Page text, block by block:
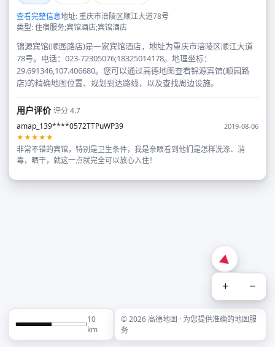
查看完整信息地址: 重庆市涪陵区顺江大道78号
类型: 住宿服务;宾馆酒店;宾馆酒店
锦源宾馆(顺园路店)是一家宾馆酒店，地址为重庆市涪陵区顺江大道
78号。电话：023-72305076;18325014178。地理坐标：
29.691346,107.406680。您可以通过高德地图查看锦源宾馆(顺园路
店)的精确地图位置、规划到达路线，以及查找周边设施。
用户评价评分 4.7
amap_139****0572TTPuWP39
2019-08-06
★★★★★
非常不错的宾馆，特别是卫生条件，我是亲眼看到他们是怎样洗涤、消
毒，晒干，就这一点就完全可以放心入住！
+ −
10
km
© 2026 高德地图 · 为您提供准确的地图服
务